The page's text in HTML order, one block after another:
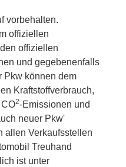
vorbehalten.
offiziellen
offiziellen
und gegebenenfalls
Pkw können dem
Kraftstoffverbrauch,
2-Emissionen und
neuer Pkw'
allen Verkaufsstellen
Treuhand
ist unter